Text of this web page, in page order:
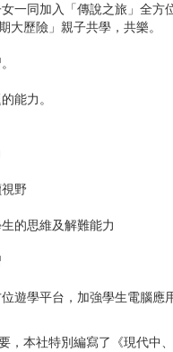
一同加入「傳說之旅」全方
大歷險」親子共學，共樂。
能力。
野
的思維及解難能力
遊學平台，加強學生電腦應
，本社特別編寫了《現代中、